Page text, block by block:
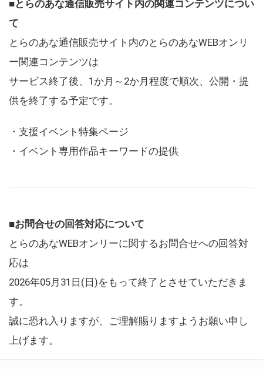
■とらのあな通信販売サイト内の関連コンテンツについ
て
とらのあな通信販売サイト内のとらのあなWEBオンリ
ー関連コンテンツは
サービス終了後、1か月～2か月程度で順次、公開・提
供を終了する予定です。
・支援イベント特集ページ
・イベント専用作品キーワードの提供
■お問合せの回答対応について
とらのあなWEBオンリーに関するお問合せへの回答対
応は
2026年05月31日(日)をもって終了とさせていただきま
す。
誠に恐れ入りますが、ご理解賜りますようお願い申し
上げます。